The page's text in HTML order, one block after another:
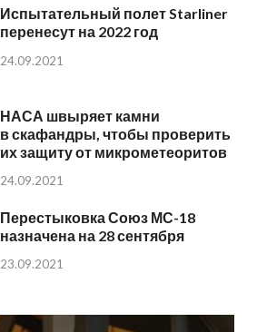
Испытательный полет Starliner
перенесут на 2022 год
24.09.2021
НАСА швыряет камни
в скафандры, чтобы проверить
их защиту от микрометеоритов
24.09.2021
Перестыковка Союз МС-18
назначена на 28 сентября
23.09.2021